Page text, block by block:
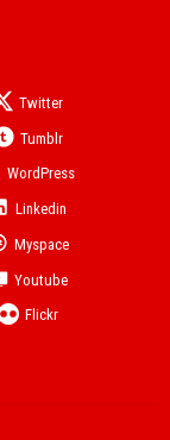
Twitter
Tumblr
WordPress
Linkedin
Myspace
Youtube
Flickr